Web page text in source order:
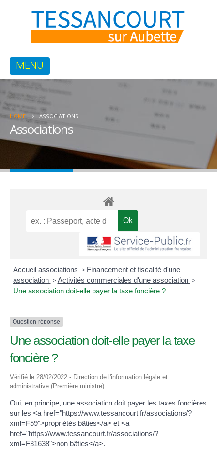
HOME ASSOCIATIONS
Associations
Accueil associations > Financement et fiscalité d'une
association > Activités commerciales d'une association >
Une association doit-elle payer la taxe foncière ?
Question-réponse
Une association doit-elle payer la taxe
foncière ?
Vérifié le 28/02/2022 - Direction de l'information légale et
administrative (Première ministre)
Oui, en principe, une association doit payer les taxes foncières
sur les <a href="https://www.tessancourt.fr/associations/?
xml=F59">propriétés bâties</a> et <a
href="https://www.tessancourt.fr/associations/?
xml=F31638">non bâties</a>.